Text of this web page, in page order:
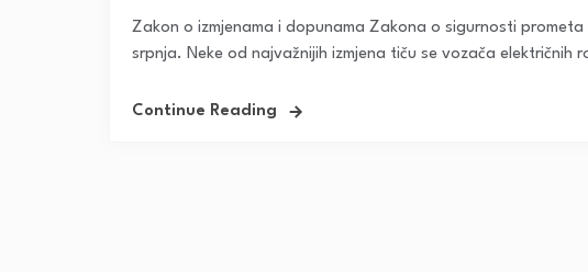
Zakon o izmjenama i dopunama Zakona o sigurnosti
srpnja. Neke od najvažnijih izmjena tiču se vozača električnih
Continue Reading